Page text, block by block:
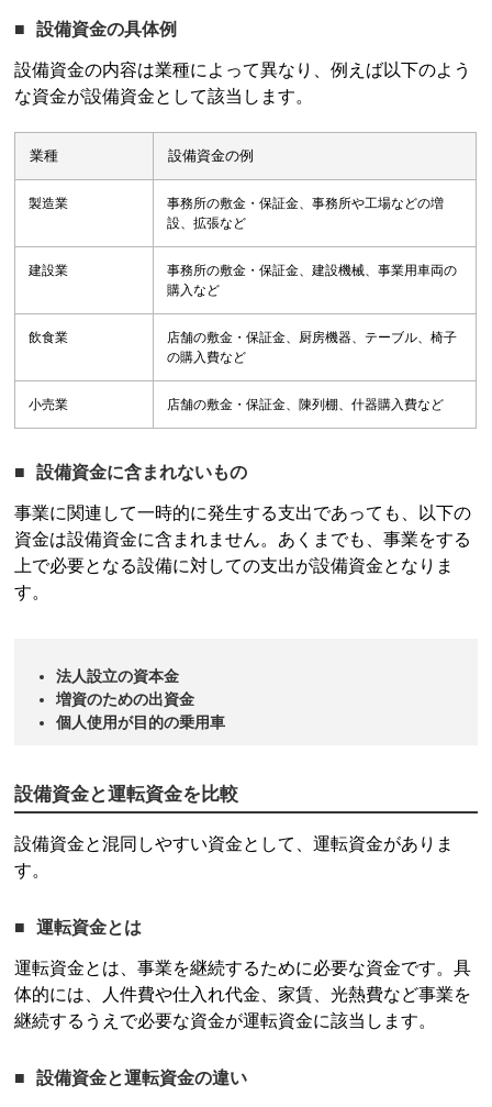
設備資金の具体例
設備資金の内容は業種によって異なり、例えば以下のよう
な資金が設備資金として該当します。
業種 設備資金の例
製造業
事務所の敷金・保証金、事務所や工場などの増
設、拡張など
建設業
事務所の敷金・保証金、建設機械、事業用車両の
購入など
飲食業
店舗の敷金・保証金、厨房機器、テーブル、椅子
の購入費など
小売業 店舗の敷金・保証金、陳列棚、什器購入費など
設備資金に含まれないもの
事業に関連して一時的に発生する支出であっても、以下の
資金は設備資金に含まれません。あくまでも、事業をする
上で必要となる設備に対しての支出が設備資金となりま
す。
法人設立の資本金
増資のための出資金
個人使用が目的の乗用車
設備資金と運転資金を比較
設備資金と混同しやすい資金として、運転資金がありま
す。
運転資金とは
運転資金とは、事業を継続するために必要な資金です。具
体的には、人件費や仕入れ代金、家賃、光熱費など事業を
継続するうえで必要な資金が運転資金に該当します。
設備資金と運転資金の違い